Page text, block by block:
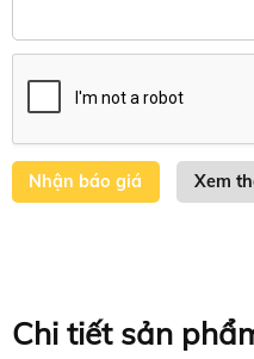
Xem
Chi tiết sản